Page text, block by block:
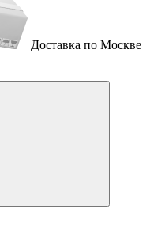
Доставка по Москве